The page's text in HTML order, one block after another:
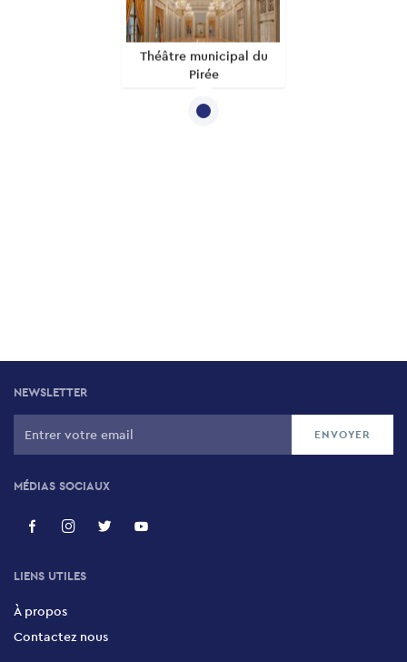
Théâtre municipal du
Pirée
NEWSLETTER
MÉDIAS SOCIAUX
LIENS UTILES
À propos
Contactez nous